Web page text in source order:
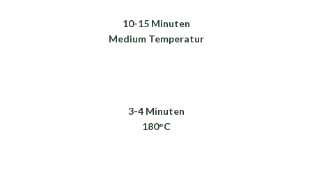
10-15 Minuten
Medium Temperatur
3-4 Minuten
180°C